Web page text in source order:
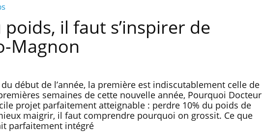
il faut s’inspirer de
Magnon
début de l’année, la première est indiscutablement celle de
semaines de cette nouvelle année, Pourquoi Docteur
projet parfaitement atteignable : perdre 10% du poids de
maigrir, il faut comprendre pourquoi on grossit. Ce que
parfaitement intégré